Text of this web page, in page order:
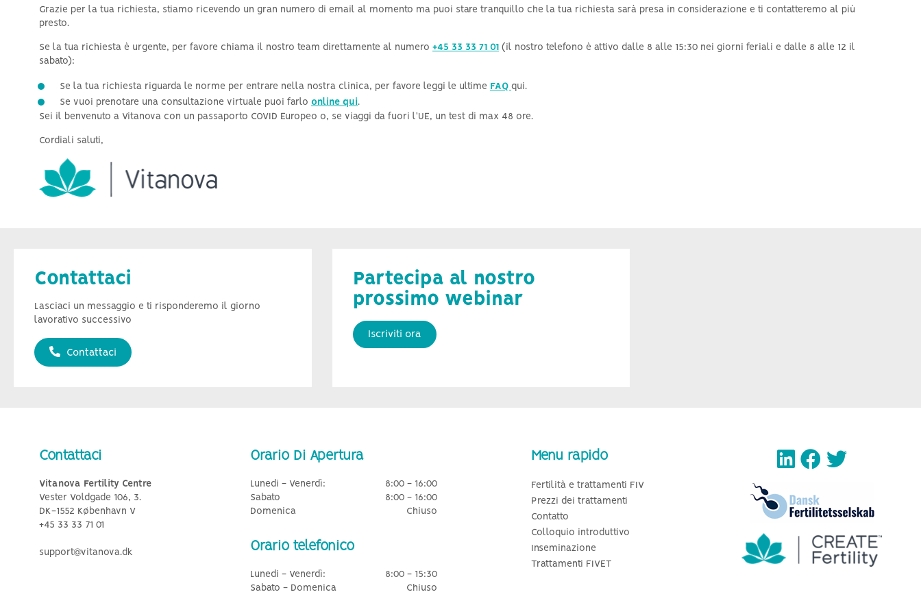
stimolazione
Infertilità negli uomini
Azoospermia e informazioni
Grazie per la tua richiesta, stiamo ricevendo un gran numero di email al momento ma puoi stare tranquillo che la tua richiesta sarà presa in considerazione e ti contatteremo al più
presto.
Se la tua richiesta è urgente, per favore chiama il nostro team direttamente al numero +45 33 33 71 01 (il nostro telefono è attivo dalle 8 alle 15:30 nei giorni feriali e dalle 8 alle 12 il
sabato):
Se la tua richiesta riguarda le norme per entrare nella nostra clinica, per favore leggi le ultime FAQ qui.
Se vuoi prenotare una consultazione virtuale puoi farlo online qui.
Sei il benvenuto a Vitanova con un passaporto COVID Europeo o, se viaggi da fuori l'UE, un test di max 48 ore.
Cordiali saluti,
Contattaci
Lasciaci un messaggio e ti risponderemo il giorno
lavorativo successivo
Contattaci
Partecipa al nostro
prossimo webinar
Iscriviti ora
Contattaci
Vitanova Fertility Centre
Vester Voldgade 106, 3.
DK-1552 København V
+45 33 33 71 01
support@vitanova.dk
Orario Di Apertura
Lunedi - Venerdì:
8:00 - 16:00
Sabato
8:00 - 16:00
Domenica
Chiuso
Orario telefonico
Lunedi - Venerdì:
8:00 - 15:30
Sabato - Domenica
Chiuso
Menu rapido
Fertilità e trattamenti FIV
Prezzi dei trattamenti
Contatto
Colloquio introduttivo
Inseminazione
Trattamenti FIVET